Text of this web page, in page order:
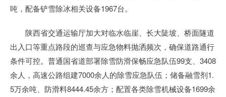
吨，配备铲雪除冰相关设备1967台。
陕西省交通运输厅加大对临水临崖、长大陡坡、桥面隧道
出入口等重点路段的巡查与应急物料抛洒频次，确保道路通行
条件可控。普通国省道部署除雪防滑保畅应急队伍99支、3408
余人，高速公路组建7000余人的除雪应急队伍；储备融雪剂1.
5万余吨、防滑料8444.45余方；配置各类除雪机械设备1699余